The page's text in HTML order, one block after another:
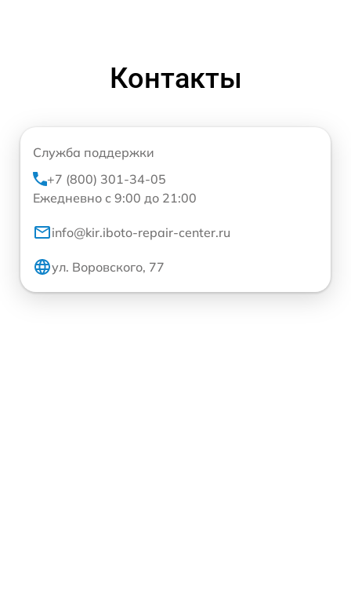
Контакты
Служба поддержки
+7 (800) 301-34-05
Ежедневно с 9:00 до 21:00
info@kir.iboto-repair-center.ru
ул. Воровского, 77